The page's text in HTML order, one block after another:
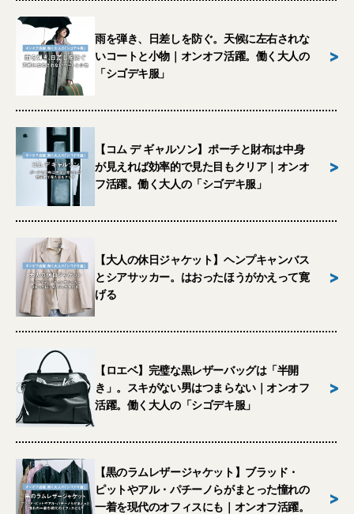
雨を弾き、日差しを防ぐ。天候に左右されな
いコートと小物｜オンオフ活躍。働く大人の
「シゴデキ服」
>
【コム デ ギャルソン】ポーチと財布は中身
が見えれば効率的で見た目もクリア｜オンオ
フ活躍。働く大人の「シゴデキ服」
>
【大人の休日ジャケット】ヘンプキャンバス
とシアサッカー。はおったほうがかえって寛
げる
>
【ロエベ】完璧な黒レザーバッグは「半開
き」。スキがない男はつまらない｜オンオフ
活躍。働く大人の「シゴデキ服」
>
【黒のラムレザージャケット】ブラッド・
ピットやアル・パチーノらがまとった憧れの
一着を現代のオフィスにも｜オンオフ活躍。
>